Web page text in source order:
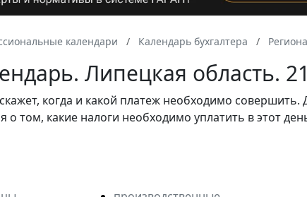
календари Календарь бухгалтера
Липецкая область.
когда и какой платеж необходимо
о том, какие налоги необходимо уплатить в этот